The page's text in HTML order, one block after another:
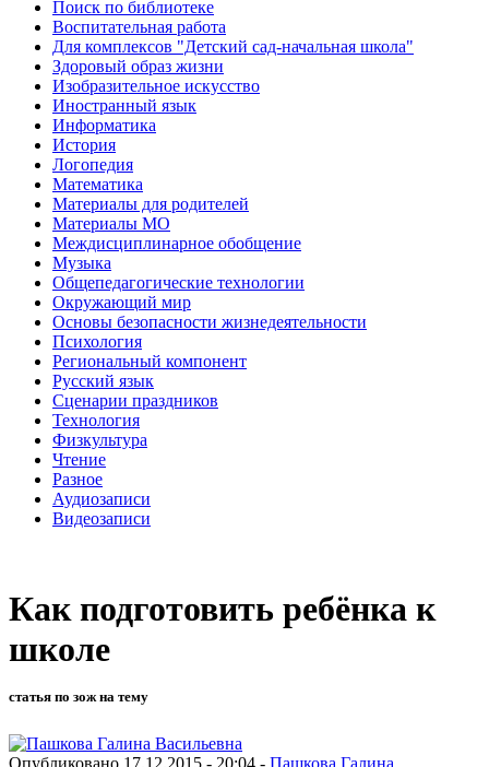
Поиск по библиотеке
Воспитательная работа
Для комплексов "Детский сад-начальная школа"
Здоровый образ жизни
Изобразительное искусство
Иностранный язык
Информатика
История
Логопедия
Математика
Материалы для родителей
Материалы МО
Междисциплинарное обобщение
Музыка
Общепедагогические технологии
Окружающий мир
Основы безопасности жизнедеятельности
Психология
Региональный компонент
Русский язык
Сценарии праздников
Технология
Физкультура
Чтение
Разное
Аудиозаписи
Видеозаписи
Как подготовить ребёнка к
школе
статья по зож на тему
Опубликовано 17.12.2015 - 20:04 - Пашкова Галина